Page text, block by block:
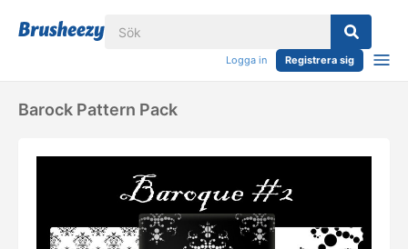
Logga in Registrera sig
Barock Pattern Pack